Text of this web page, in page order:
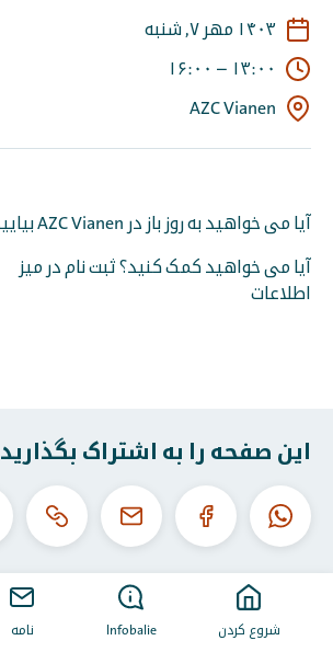
شروع کردن Infobalie نامه
۱۴۰۳ مهر ۷, شنبه
۱۳:۰۰ – ۱۶:۰۰
AZC Vianen
آیا می خواهید به روز باز در AZC Vianen بیایید؟
آیا می خواهید کمک کنید؟ ثبت نام در میز
اطلاعات
این صفحه را به اشتراک بگذارید
واتساپ
فیس
ایمیل
این
URL
کپی
کنید